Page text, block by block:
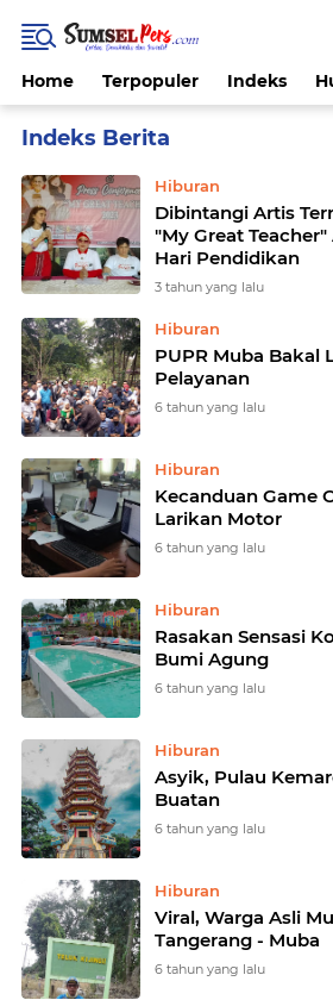
Home Terpopuler Indeks
Hiburan
Dibintangi Artis
"My Great
Hari Pendidikan
3 tahun yang lalu
Hiburan
PUPR Muba Bakal
Pelayanan
6 tahun yang lalu
Hiburan
Kecanduan Game
Larikan Motor
6 tahun yang lalu
Hiburan
Rasakan Sensasi
Bumi Agung
6 tahun yang lalu
Hiburan
Asyik, Pulau
Buatan
6 tahun yang lalu
Hiburan
Viral, Warga Asli
Tangerang - Muba
6 tahun yang lalu